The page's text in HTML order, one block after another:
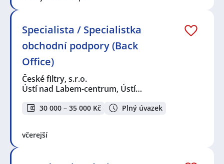
Specialista / Specialistka
obchodní podpory (Back
Office)
České filtry, s.r.o.
Ústí nad Labem-centrum, Ústí…
30 000 – 35 000 Kč Plný úvazek
včerejší